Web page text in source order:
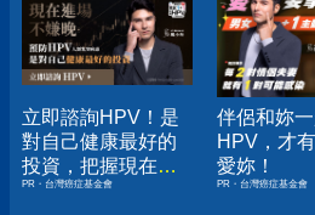
立即諮詢HPV！是
對自己健康最好的
投資，把握現在不
嫌晚！
PR・台灣癌症基金會
伴侶和妳
HPV，才
愛妳！
PR・台灣癌症基金會